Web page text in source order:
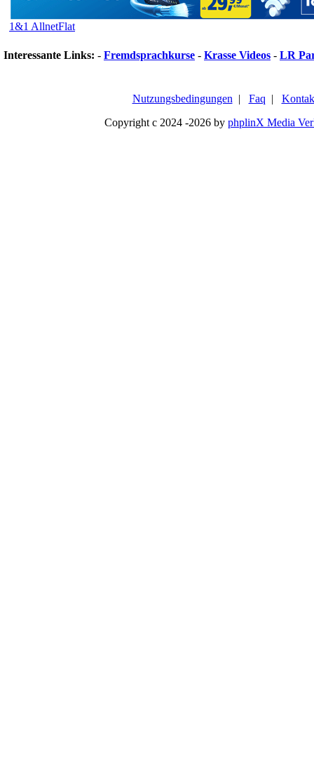
1&1 AllnetFlat
Interessante Links: - Fremdsprachkurse - Krasse Videos - LR
Nutzungsbedingungen | Faq |
Copyright c 2024 -2026 by phplinX Media